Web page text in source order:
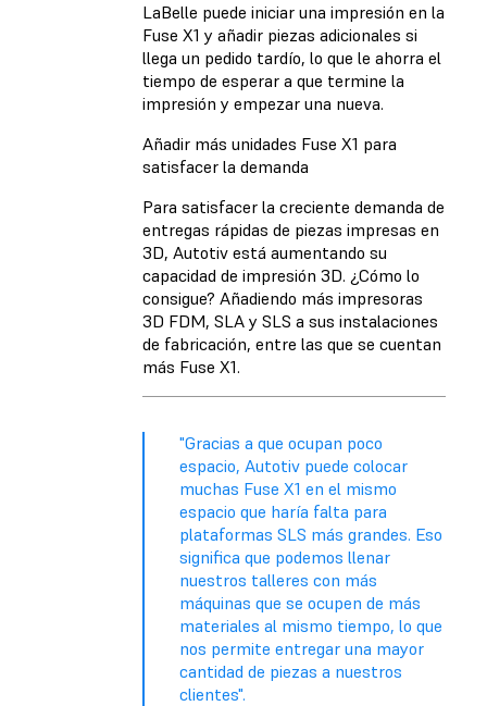
LaBelle puede iniciar una impresión en la
Fuse X1 y añadir piezas adicionales si
llega un pedido tardío, lo que le ahorra el
tiempo de esperar a que termine la
impresión y empezar una nueva.
Añadir más unidades Fuse X1 para
satisfacer la demanda
Para satisfacer la creciente demanda de
entregas rápidas de piezas impresas en
3D, Autotiv está aumentando su
capacidad de impresión 3D. ¿Cómo lo
consigue? Añadiendo más impresoras
3D FDM, SLA y SLS a sus instalaciones
de fabricación, entre las que se cuentan
más Fuse X1.
"Gracias a que ocupan poco
espacio, Autotiv puede colocar
muchas Fuse X1 en el mismo
espacio que haría falta para
plataformas SLS más grandes. Eso
significa que podemos llenar
nuestros talleres con más
máquinas que se ocupen de más
materiales al mismo tiempo, lo que
nos permite entregar una mayor
cantidad de piezas a nuestros
clientes".